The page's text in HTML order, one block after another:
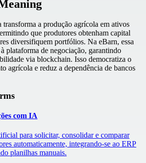
transforma a produção agrícola em ativos
que produtores obtenham capital
diversifiquem portfólios. Na eBarn, essa
plataforma de negociação, garantindo
via blockchain. Isso democratiza o
agrícola e reduz a dependência de bancos
com IA
para solicitar, consolidar e comparar
automaticamente, integrando-se ao ERP
planilhas manuais.